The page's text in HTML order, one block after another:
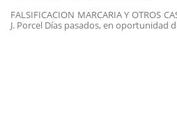
FALSIFICACION MARCARIA Y OTROS
J. Porcel Días pasados, en oportunidad